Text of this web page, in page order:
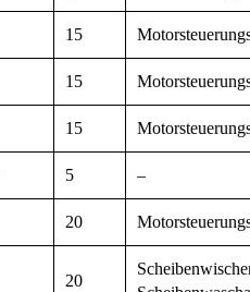
15
15
15
5 –
20
20